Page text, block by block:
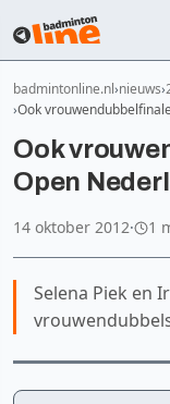
badmintonline.nl nieuws
Ook
Ook
Open
14 oktober 2012· 1
Selena Piek en